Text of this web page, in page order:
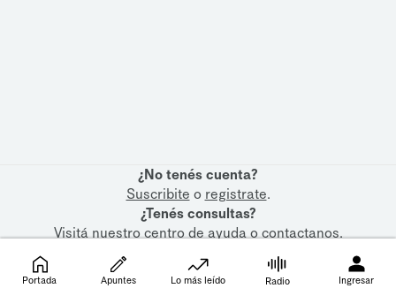
¿No tenés cuenta?
Suscribite o registrate.
¿Tenés consultas?
Visitá nuestrocentro de ayudaocontactanos.
Portada Apuntes Lo más leído Radio Ingresar